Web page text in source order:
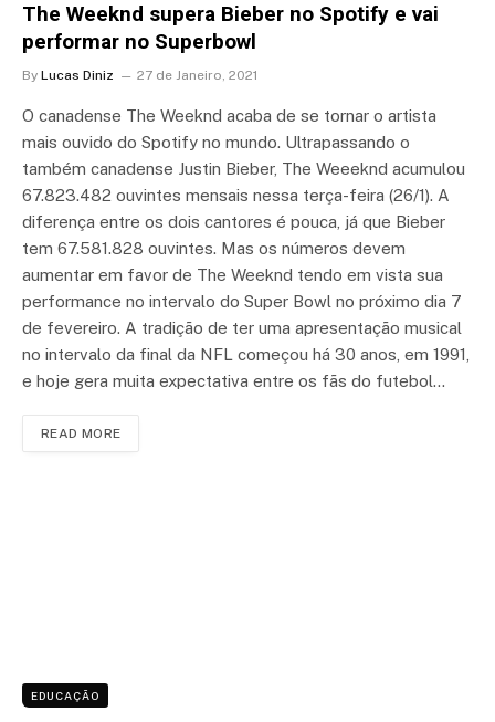
The Weeknd supera Bieber no Spotify e vai
performar no Superbowl
By Lucas Diniz 27 de Janeiro, 2021
O canadense The Weeknd acaba de se tornar o artista
mais ouvido do Spotify no mundo. Ultrapassando o
também canadense Justin Bieber, The Weeeknd acumulou
67.823.482 ouvintes mensais nessa terça-feira (26/1). A
diferença entre os dois cantores é pouca, já que Bieber
tem 67.581.828 ouvintes. Mas os números devem
aumentar em favor de The Weeknd tendo em vista sua
performance no intervalo do Super Bowl no próximo dia 7
de fevereiro. A tradição de ter uma apresentação musical
no intervalo da final da NFL começou há 30 anos, em 1991,
e hoje gera muita expectativa entre os fãs do futebol…
READ MORE
EDUCAÇÃO